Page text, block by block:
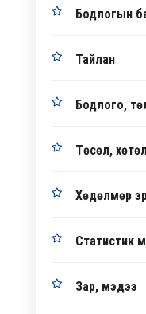
Бодлогын
Тайлан
Бодлого,
Төсөл,
Хөдөлмөр
Статистик
Зар, мэдээ